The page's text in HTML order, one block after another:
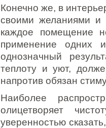
Конечно же, в
своими желаниями и
каждое помещение
применение одних
однозначный
теплоту и уют,
напротив обязан
Наиболее
олицетворяет
уверенностью